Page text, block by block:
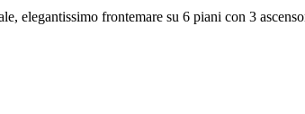
elegantissimo frontemare su 6 piani con 3